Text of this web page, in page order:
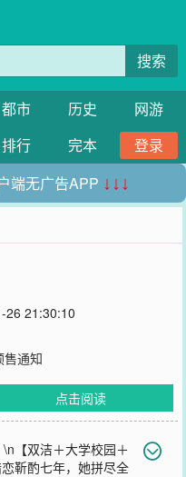
搜索
都市 历史
网游
排行 完本
登录
端无广告APP ↓↓↓
26 21:30:10
售通知
点击阅读
【双洁＋大学校园＋
靳酌七年，她拼尽全